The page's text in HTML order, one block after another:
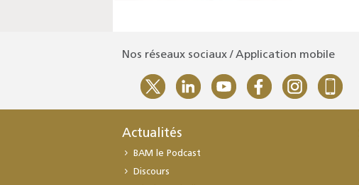
Nos réseaux sociaux / Application mobile
Actualités
BAM le Podcast
Discours